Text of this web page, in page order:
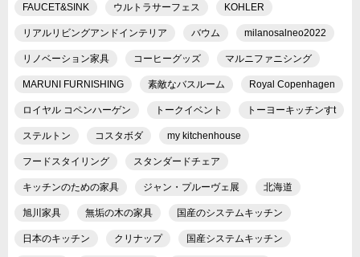
FAUCET&SINK ウルトラサーフェス KOHLER
リアルリビングアンドインテリア バウム milanosalneo2022
リノベーション家具 コーヒーグッズ マルニファニシング
MARUNI FURNISHING 素敵なバスルーム Royal Copenhagen
ロイヤル コペンハーゲン トークイベント トーヨーキッチンすt
ステルトン コスタボダ my kitchenhouse
フードスタイリング スタンダードチェア
キッチンのための家具 ジャン・プルーヴェ展 北海道
旭川家具 無垢の木の家具 国産のシステムキッチン
日本のキッチン クリナップ 国産システムキッチン